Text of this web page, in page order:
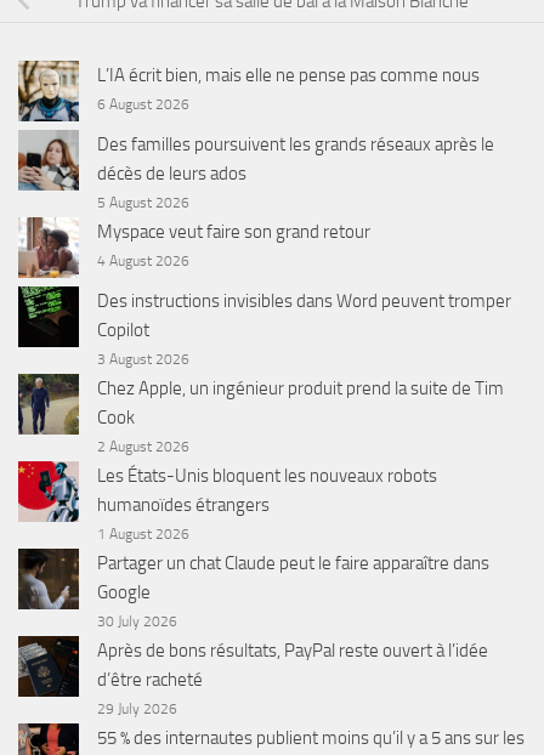
L’IA écrit bien, mais elle ne pense pas comme nous
6 August 2026
Des familles poursuivent les grands réseaux après le
décès de leurs ados
5 August 2026
Myspace veut faire son grand retour
4 August 2026
Des instructions invisibles dans Word peuvent tromper
Copilot
3 August 2026
Chez Apple, un ingénieur produit prend la suite de Tim
Cook
2 August 2026
Les États-Unis bloquent les nouveaux robots
humanoïdes étrangers
1 August 2026
Partager un chat Claude peut le faire apparaître dans
Google
30 July 2026
Après de bons résultats, PayPal reste ouvert à l’idée
d’être racheté
29 July 2026
55 % des internautes publient moins qu’il y a 5 ans sur les